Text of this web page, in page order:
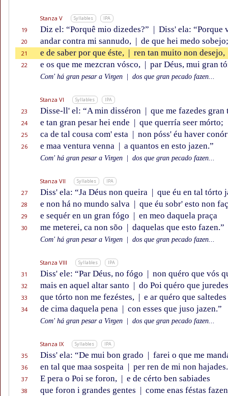
Stanza V Syllables IPA
19 Diz el: “Porquê mio dizedes?” | Diss' ela: “Porque
20 andar contra mi sannudo, | de que hei medo sobejo;
21 e de saber por que éste, | ren tan muito non desejo,
22 e os que me mezcran vósco, | par Déus, mui gran
Com' há gran pesar a Virgen dos que gran pecado fazen...
Stanza VI Syllables IPA
23 Disse-ll' el: “A min disséron | que me fazedes gran
24 e tan gran pesar hei ende | que querría seer mórto;
25 ca de tal cousa com' esta | non póss' éu haver
26 e maa ventura venna | a quantos en esto jazen.”
Com' há gran pesar a Virgen dos que gran pecado fazen...
Stanza VII Syllables IPA
27 Diss' ela: “Ja Déus non queira | que éu en tal tórto
28 e non há no mundo salva | que éu sobr' esto non
29 e sequér en un gran fógo | en meo daquela praça
30 me meterei, ca non sõo | daquelas que esto fazen.”
Com' há gran pesar a Virgen dos que gran pecado fazen...
Stanza VIII Syllables IPA
31 Diss' ele: “Par Déus, no fógo | non quéro que vós
32 mais en aquel altar santo | do Poi quéro que juredes
33 que tórto non me fezéstes, | e ar quéro que saltedes
34 de cima daquela pena | con esses que juso jazen.”
Com' há gran pesar a Virgen dos que gran pecado fazen...
Stanza IX Syllables IPA
35 Diss' ela: “De mui bon grado | farei o que me
36 en tal que maa sospeita | per ren de mi non
37 E pera o Poi se foron, | e de cérto ben sabiades
38 que foron i grandes gentes | come enas féstas